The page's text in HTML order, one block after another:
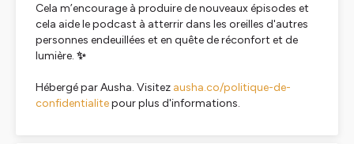
Cela m’encourage à produire de nouveaux épisodes et
cela aide le podcast à atterrir dans les oreilles d'autres
personnes endeuillées et en quête de réconfort et de
lumière. ✨
Hébergé par Ausha. Visitez ausha.co/politique-de-
confidentialitepour plus d'informations.